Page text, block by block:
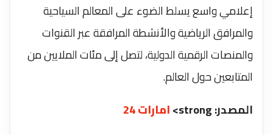
إعلامي واسع يسلط الضوء على المعالم السياحية
والمرافق الرياضية والأنشطة المرافقة عبر القنوات
والمنصات الرقمية الدولية، لتصل إلى مئات الملايين من
المتابعين حول العالم.
المصدر: strong>
امارات 24